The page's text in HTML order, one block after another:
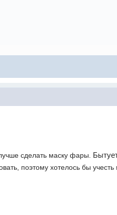
сделать маску фары.
поэтому хотелось бы